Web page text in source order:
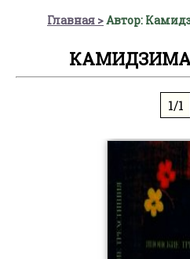
Главная Автор:
1/1